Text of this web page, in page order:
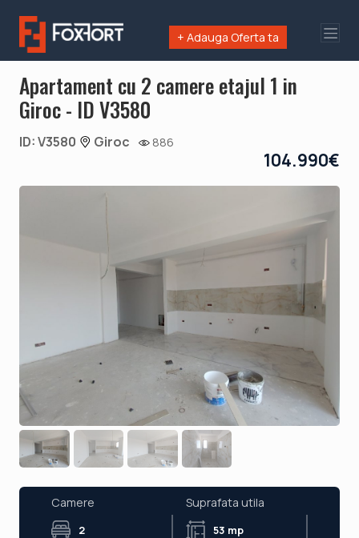
+ Adauga Oferta ta
Apartament cu 2 camere etajul 1 in
Giroc - ID V3580
ID: V3580 Giroc 886
104.990€
Camere
2
Suprafata utila
53 mp